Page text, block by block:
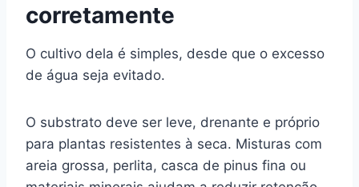
corretamente
O cultivo dela é simples, desde que o excesso
de água seja evitado.
O substrato deve ser leve, drenante e próprio
para plantas resistentes à seca. Misturas com
areia grossa, perlita, casca de pinus fina ou